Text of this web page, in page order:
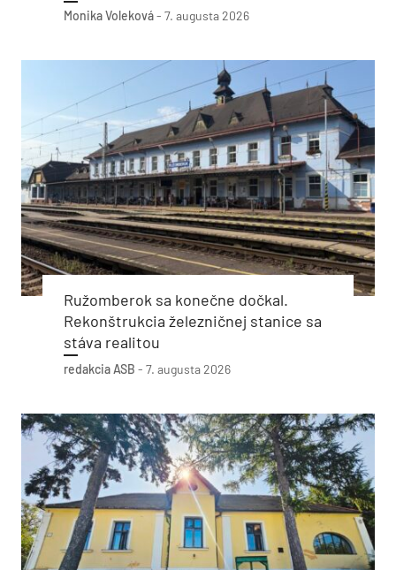
Monika Voleková- 7. augusta 2026
Ružomberok sa konečne dočkal.
Rekonštrukcia železničnej stanice sa
stáva realitou
redakcia ASB - 7. augusta 2026